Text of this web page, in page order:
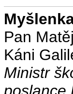
Pan
Káni
Ministr
poslance